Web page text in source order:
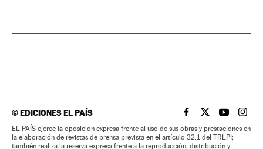
©EDICIONES EL PAÍS EL PAÍS BRASIL EN
EL PAÍSEL PAÍS
EL
EL PAÍS ejerce la oposición expresa frente al uso de sus obras y prestaciones en
la elaboración de revistas de prensa prevista en el artículo 32.1 del TRLPI;
también realiza la reserva expresa frente a la reproducción, distribución y